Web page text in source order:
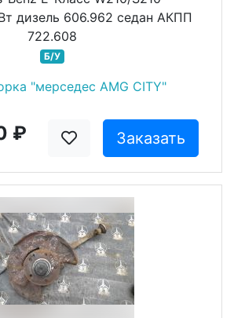
дизель 606.962 седан АКПП
722.608
Б/У
"мерседес AMG CITY"
₽ Заказать